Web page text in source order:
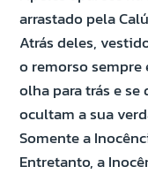
arrastado pela
Atrás deles,
o remorso sempre
olha para trás e se
ocultam a sua
Somente a
Entretanto, a